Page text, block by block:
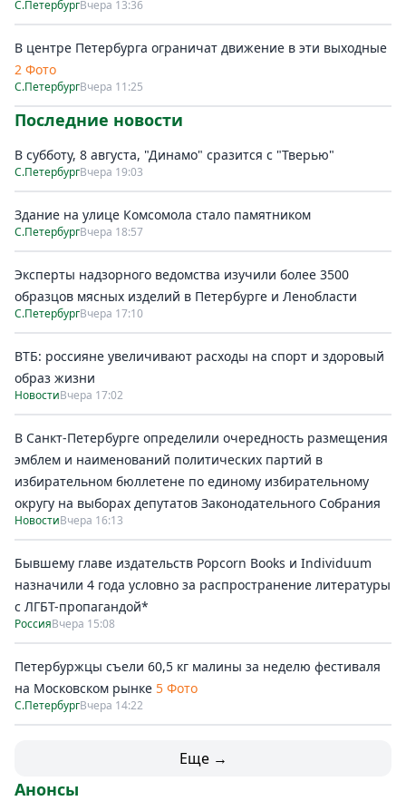
С.ПетербургВчера 13:36
В центре Петербурга ограничат движение в эти выходные
2 Фото
С.ПетербургВчера 11:25
Последние новости
В субботу, 8 августа, "Динамо" сразится с "Тверью"
С.ПетербургВчера 19:03
Здание на улице Комсомола стало памятником
С.ПетербургВчера 18:57
Эксперты надзорного ведомства изучили более 3500
образцов мясных изделий в Петербурге и Ленобласти
С.ПетербургВчера 17:10
ВТБ: россияне увеличивают расходы на спорт и здоровый
образ жизни
НовостиВчера 17:02
В Санкт-Петербурге определили очередность размещения
эмблем и наименований политических партий в
избирательном бюллетене по единому избирательному
округу на выборах депутатов Законодательного Собрания
НовостиВчера 16:13
Бывшему главе издательств Popcorn Books и Individuum
назначили 4 года условно за распространение литературы
с ЛГБТ-пропагандой*
РоссияВчера 15:08
Петербуржцы съели 60,5 кг малины за неделю фестиваля
на Московском рынке 5 Фото
С.ПетербургВчера 14:22
Еще →
Анонсы